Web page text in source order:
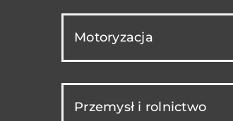
Motoryzacja
Przemysł i rolnictwo